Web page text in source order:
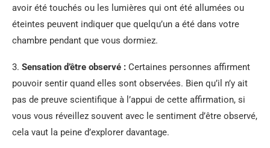
avoir été touchés ou les lumières qui ont été allumées ou
éteintes peuvent indiquer que quelqu’un a été dans votre
chambre pendant que vous dormiez.
3. Sensation d’être observé : Certaines personnes affirment
pouvoir sentir quand elles sont observées. Bien qu’il n’y ait
pas de preuve scientifique à l’appui de cette affirmation, si
vous vous réveillez souvent avec le sentiment d’être observé,
cela vaut la peine d’explorer davantage.